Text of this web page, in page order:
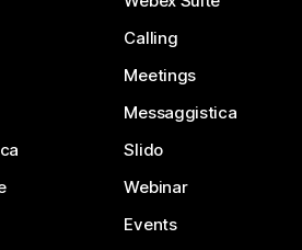
Calling
Meetings
Messaggistica
Slido
Webinar
Events